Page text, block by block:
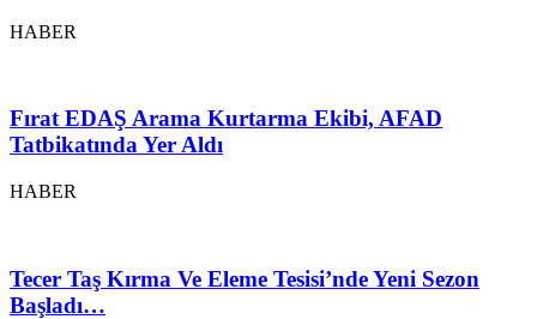
HABER
Fırat EDAŞ Arama Kurtarma Ekibi, AFAD
Tatbikatında Yer Aldı
HABER
Tecer Taş Kırma Ve Eleme Tesisi’nde Yeni Sezon
Başladı…